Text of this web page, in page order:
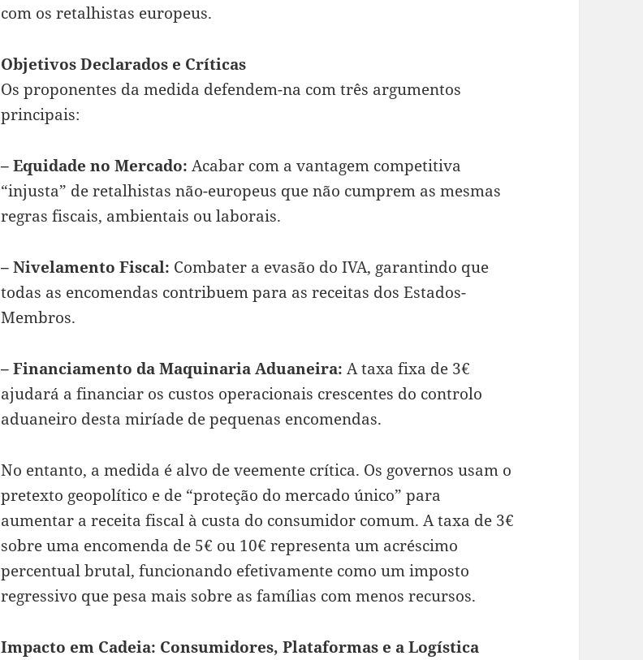
com os retalhistas europeus.
Objetivos Declarados e Críticas
Os proponentes da medida defendem-na com três argumentos
principais:
– Equidade no Mercado: Acabar com a vantagem competitiva
“injusta” de retalhistas não-europeus que não cumprem as mesmas
regras fiscais, ambientais ou laborais.
– Nivelamento Fiscal: Combater a evasão do IVA, garantindo que
todas as encomendas contribuem para as receitas dos Estados-
Membros.
– Financiamento da Maquinaria Aduaneira: A taxa fixa de 3€
ajudará a financiar os custos operacionais crescentes do controlo
aduaneiro desta miríade de pequenas encomendas.
No entanto, a medida é alvo de veemente crítica. Os governos usam o
pretexto geopolítico e de “proteção do mercado único” para
aumentar a receita fiscal à custa do consumidor comum. A taxa de 3€
sobre uma encomenda de 5€ ou 10€ representa um acréscimo
percentual brutal, funcionando efetivamente como um imposto
regressivo que pesa mais sobre as famílias com menos recursos.
Impacto em Cadeia: Consumidores, Plataformas e a Logística